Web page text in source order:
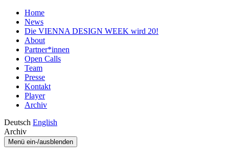
Home
News
Die VIENNA DESIGN WEEK wird 20!
About
Partner*innen
Open Calls
Team
Presse
Kontakt
Player
Archiv
Deutsch English
Archiv
Menü ein-/ausblenden